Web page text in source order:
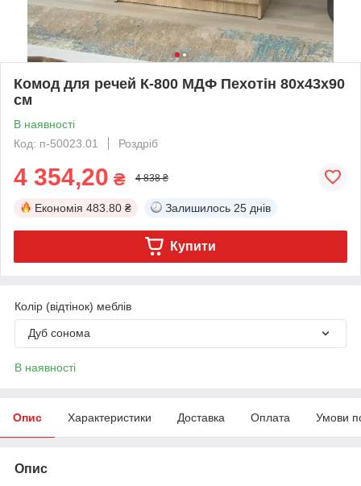
Комод для речей К-800 МДФ Пехотін 80х43х90
см
В наявності
Код: п-50023.01
Роздріб
4 354,20 ₴ 4 838 ₴
Економія 483.80 ₴ Залишилось 25 днів
Купити
Колір (відтінок) меблів
Дуб сонома
В наявності
Опис Характеристики Доставка Оплата Умови
Опис